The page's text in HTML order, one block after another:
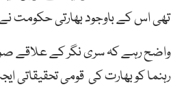
تھی اس کے باوجود بھارتی حکومت نے
واضح رہے کہ سری نگر کے علاقے
رہنما کو بھارت کی قومی تحقیقاتی